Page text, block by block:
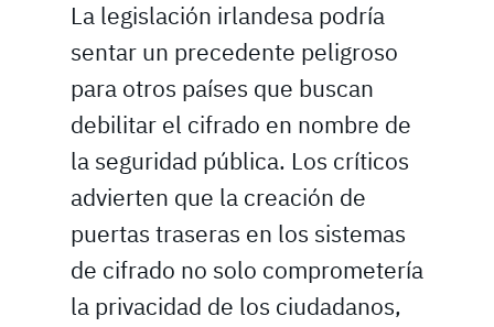
La legislación irlandesa podría
sentar un precedente peligroso
para otros países que buscan
debilitar el cifrado en nombre de
la seguridad pública. Los críticos
advierten que la creación de
puertas traseras en los sistemas
de cifrado no solo comprometería
la privacidad de los ciudadanos,